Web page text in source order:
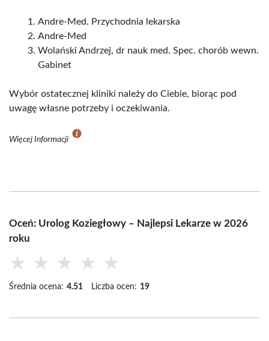
Andre-Med. Przychodnia lekarska
Andre-Med
Wolański Andrzej, dr nauk med. Spec. chorób wewn.
Gabinet
Wybór ostatecznej kliniki należy do Ciebie, biorąc pod
uwagę własne potrzeby i oczekiwania.
Więcej Informacji
Oceń: Urolog Koziegłowy – Najlepsi Lekarze w 2026
roku
★ ★ ★ ★ ★
Średnia ocena: 4.51 Liczba ocen: 19